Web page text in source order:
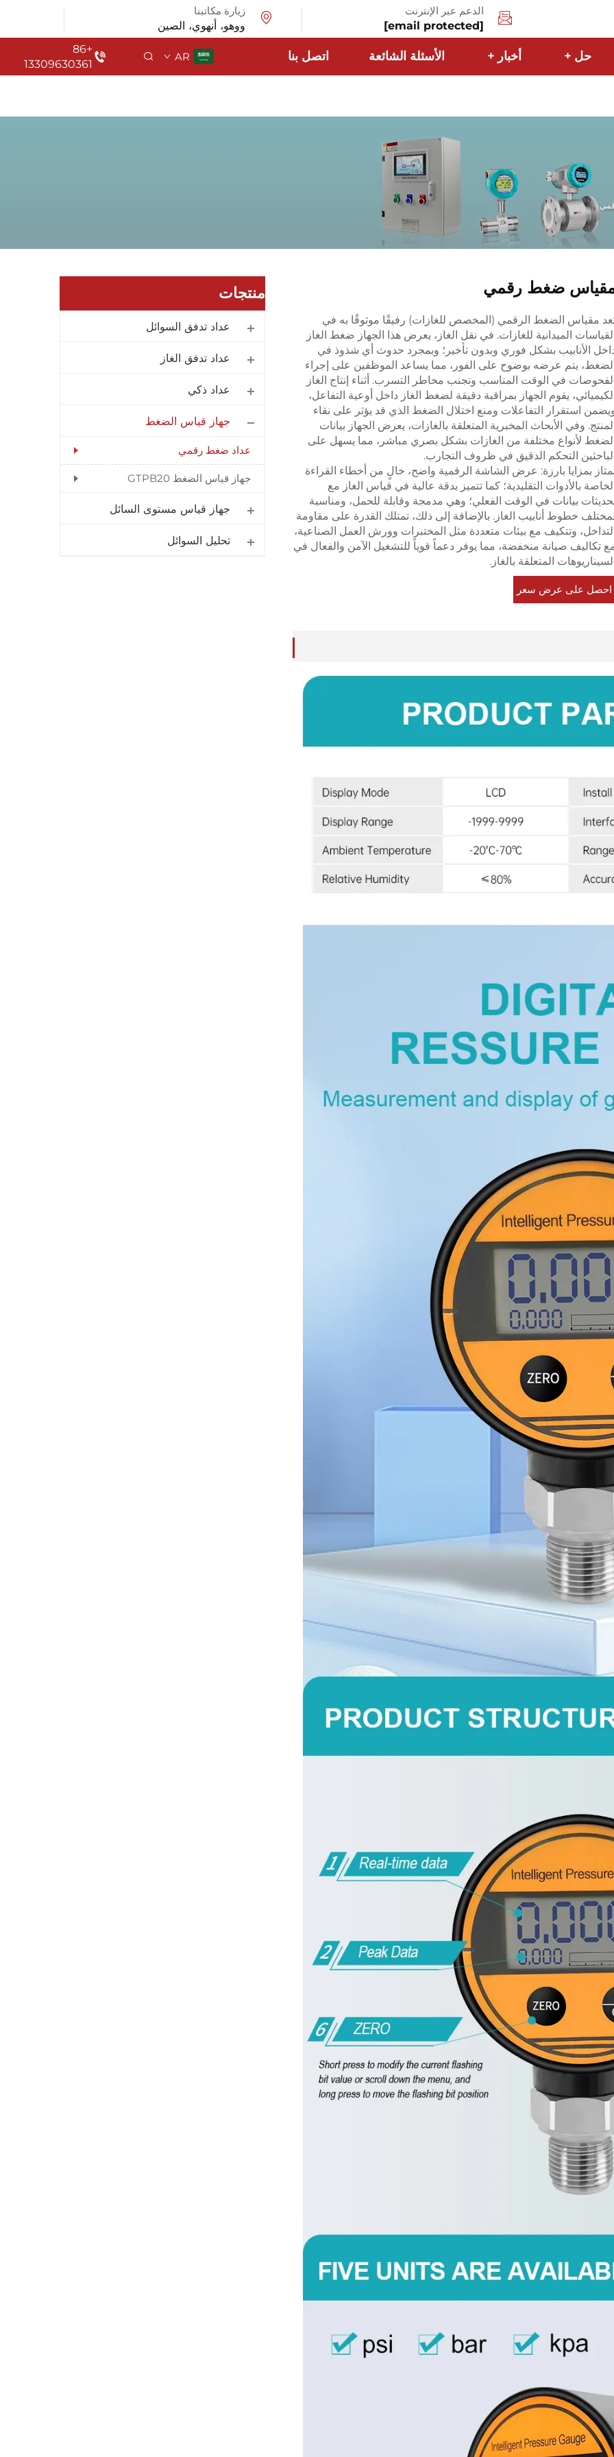
الدعم عبر الإنترنت
[email protected]
زيارة مكاتبنا
ووهو، أنهوي، الصين
حل + أخبار + الأسئلة الشائعة اتصل بنا AR
+86
13309630361
منتجات
عداد تدفق السوائل
عداد تدفق الغاز
عداد ذكي
جهاز قياس الضغط
عداد ضغط رقمي
جهاز قياس الضغط GTPB20
جهاز قياس مستوى السائل
تحليل السوائل
ضغط رقمي
مقياس الضغط الرقمي (المخصص للغازات) رفيقًا موثوقًا به في
الميدانية للغازات. في نقل الغاز، يعرض هذا الجهاز ضغط الغاز
الأنابيب بشكل فوري وبدون تأخير؛ وبمجرد حدوث أي شذوذ في
يتم عرضه بوضوح على الفور، مما يساعد الموظفين على إجراء
في الوقت المناسب وتجنب مخاطر التسرب. أثناء إنتاج الغاز
يقوم الجهاز بمراقبة دقيقة لضغط الغاز داخل أوعية التفاعل،
استقرار التفاعلات ومنع اختلال الضغط الذي قد يؤثر على نقاء
وفي الأبحاث المخبرية المتعلقة بالغازات، يعرض الجهاز بيانات
لأنواع مختلفة من الغازات بشكل بصري مباشر، مما يسهل على
التحكم الدقيق في ظروف التجارب.
بمزايا بارزة: عرض الشاشة الرقمية واضح، خالٍ من أخطاء القراءة
بالأدوات التقليدية؛ كما تتميز بدقة عالية في قياس الغاز مع
بيانات في الوقت الفعلي؛ وهي مدمجة وقابلة للحمل، ومناسبة
خطوط أنابيب الغاز. بالإضافة إلى ذلك، تمتلك القدرة على مقاومة
وتتكيف مع بيئات متعددة مثل المختبرات وورش العمل الصناعية،
تكاليف صيانة منخفضة، مما يوفر دعماً قوياً للتشغيل الآمن والفعال في
المتعلقة بالغاز.
احصل على عرض سعر